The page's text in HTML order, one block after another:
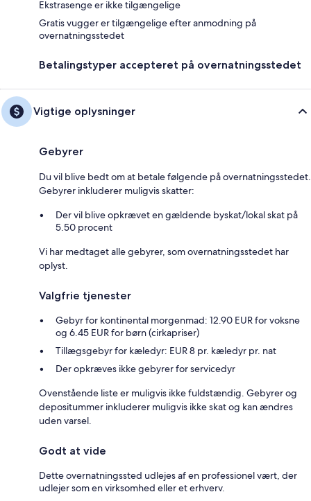
Ekstrasenge er ikke tilgængelige
Gratis vugger er tilgængelige efter anmodning på
overnatningsstedet
Betalingstyper accepteret på overnatningsstedet
Vigtige oplysninger
Gebyrer
Du vil blive bedt om at betale følgende på overnatningsstedet.
Gebyrer inkluderer muligvis skatter:
Der vil blive opkrævet en gældende byskat/lokal skat på
5.50 procent
Vi har medtaget alle gebyrer, som overnatningsstedet har
oplyst.
Valgfrie tjenester
Gebyr for kontinental morgenmad: 12.90 EUR for voksne
og 6.45 EUR for børn (cirkapriser)
Tillægsgebyr for kæledyr: EUR 8 pr. kæledyr pr. nat
Der opkræves ikke gebyrer for servicedyr
Ovenstående liste er muligvis ikke fuldstændig. Gebyrer og
depositummer inkluderer muligvis ikke skat og kan ændres
uden varsel.
Godt at vide
Dette overnatningssted udlejes af en professionel vært, der
udlejer som en virksomhed eller et erhverv.